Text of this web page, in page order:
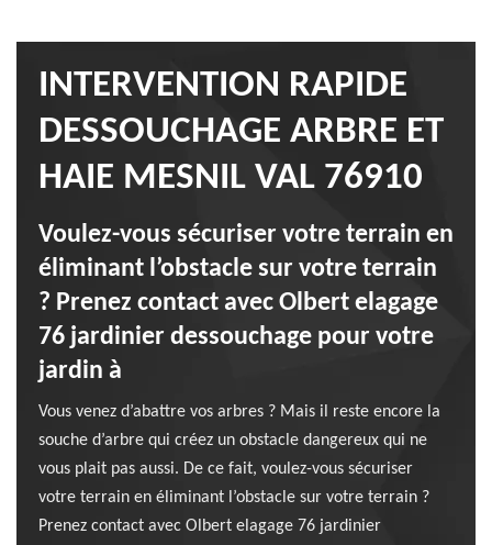
INTERVENTION RAPIDE
DESSOUCHAGE ARBRE ET
HAIE MESNIL VAL 76910
Voulez-vous sécuriser votre terrain en
éliminant l’obstacle sur votre terrain
? Prenez contact avec Olbert elagage
76 jardinier dessouchage pour votre
jardin à
Vous venez d’abattre vos arbres ? Mais il reste encore la
souche d’arbre qui créez un obstacle dangereux qui ne
vous plait pas aussi. De ce fait, voulez-vous sécuriser
votre terrain en éliminant l’obstacle sur votre terrain ?
Prenez contact avec Olbert elagage 76 jardinier